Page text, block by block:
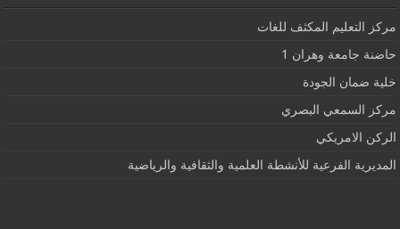
مركز التعليم المكثف للغات
حاضنة جامعة وهران 1
خلية ضمان الجودة
مركز السمعي البصري
الركن الامريكي
المديرية الفرعية للأنشطة العلمية والثقافية والرياضية